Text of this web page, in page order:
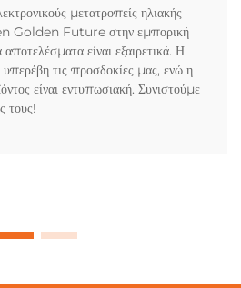
μετατροπείς ηλιακής
Golden Future στην εμπορική
είναι εξαιρετικά. Η
υπερέβη τις προσδοκίες μας, ενώ η
είναι εντυπωσιακή. Συνιστούμε
τους!